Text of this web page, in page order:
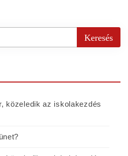
közeledik az iskolakezdés